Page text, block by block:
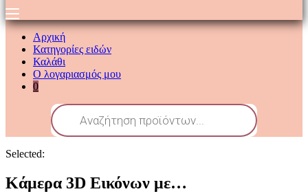
Αρχική
Κατηγορίες ειδών
Καλάθι
Ο λογαριασμός μου
0
Selected:
Κάμερα 3D Εικόνων με…